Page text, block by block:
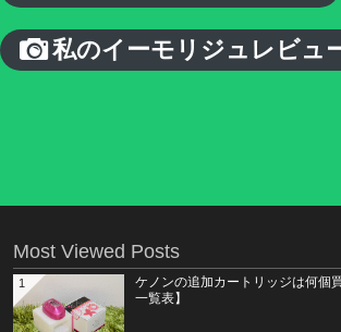
私のイーモリジュレビュ
Most Viewed Posts
ケノンの追加カートリッジは何個
一覧表】
1